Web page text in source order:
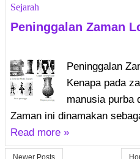
Sejarah
Peninggalan Zaman
Peninggalan
Kenapa pada
manusia purba
Zaman ini dinamakan
Read more »
Newer Posts